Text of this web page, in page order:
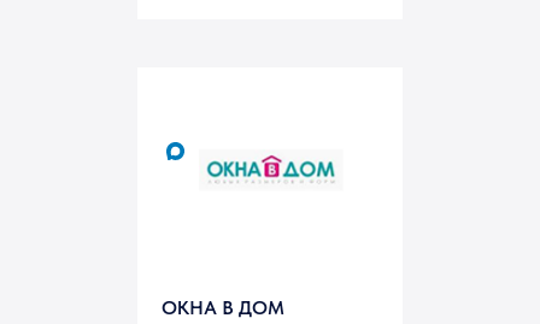
ОКНА В ДОМ